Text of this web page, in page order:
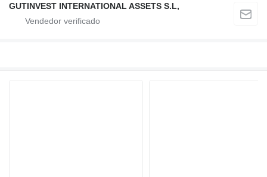
GUTINVEST INTERNATIONAL ASSETS S.L,